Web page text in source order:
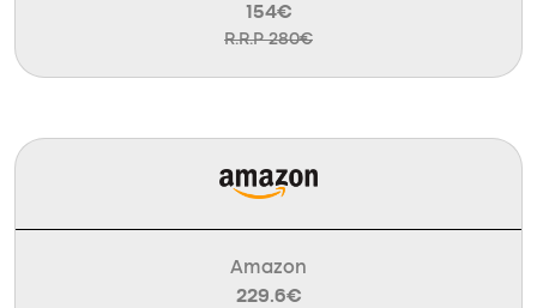
154€
R.R.P 280€
Amazon
229.6€